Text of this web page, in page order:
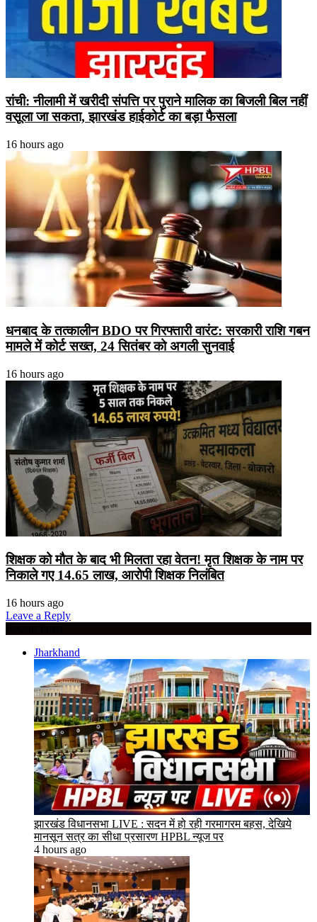
रांची: नीलामी में खरीदी संपत्ति पर पुराने मालिक का बिजली बिल नहीं
वसूला जा सकता, झारखंड हाईकोर्ट का बड़ा फैसला
16 hours ago
धनबाद के तत्कालीन BDO पर गिरफ्तारी वारंट: सरकारी राशि गबन
मामले में कोर्ट सख्त, 24 सितंबर को अगली सुनवाई
16 hours ago
शिक्षक को मौत के बाद भी मिलता रहा वेतन! मृत शिक्षक के नाम पर
निकाले गए 14.65 लाख, आरोपी शिक्षक निलंबित
16 hours ago
Leave a Reply
Jharkhand
झारखंड विधानसभा LIVE : सदन में हो रही गरमागरम बहस, देखिये
मानसून सत्र का सीधा प्रसारण HPBL न्यूज पर
4 hours ago